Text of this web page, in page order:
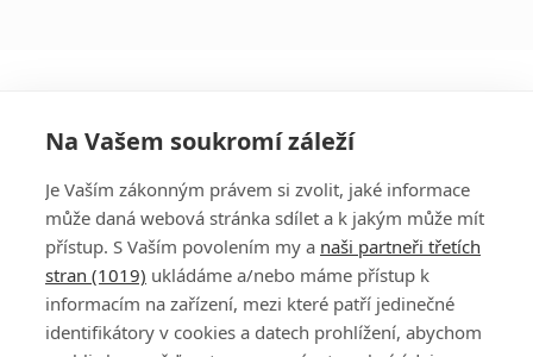
PŘIHLÁSIT
REGISTROVAT
DISKUZE
Na Vašem soukromí záleží
Je Vaším zákonným právem si zvolit, jaké informace
může daná webová stránka sdílet a k jakým může mít
přístup. S Vaším povolením my a naši partneři třetích
stran (1019) ukládáme a/nebo máme přístup k
informacím na zařízení, mezi které patří jedinečné
identifikátory v cookies a datech prohlížení, abychom